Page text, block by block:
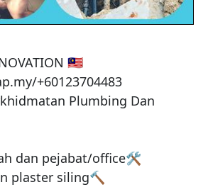
🇲🇾
Plumbing Dan
dan pejabat/office🛠️
plaster siling🔨